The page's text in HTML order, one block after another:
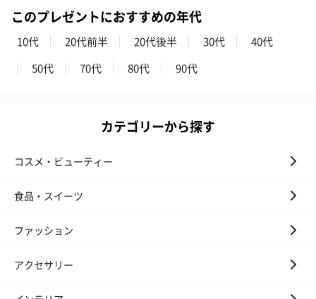
このプレゼントにおすすめの年代
10代 20代前半 20代後半 30代
40代
50代
70代 80代 90代
カテゴリーから探す
コスメ・ビューティー
食品・スイーツ
ファッション
アクセサリー